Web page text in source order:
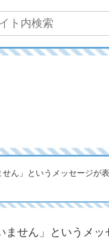
ん」というメッセージが表
ません」というメッ